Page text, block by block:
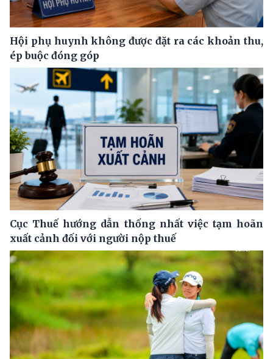
Hội phụ huynh không được đặt ra các khoản thu,
ép buộc đóng góp
Cục Thuế hướng dẫn thống nhất việc tạm hoãn
xuất cảnh đối với người nộp thuế